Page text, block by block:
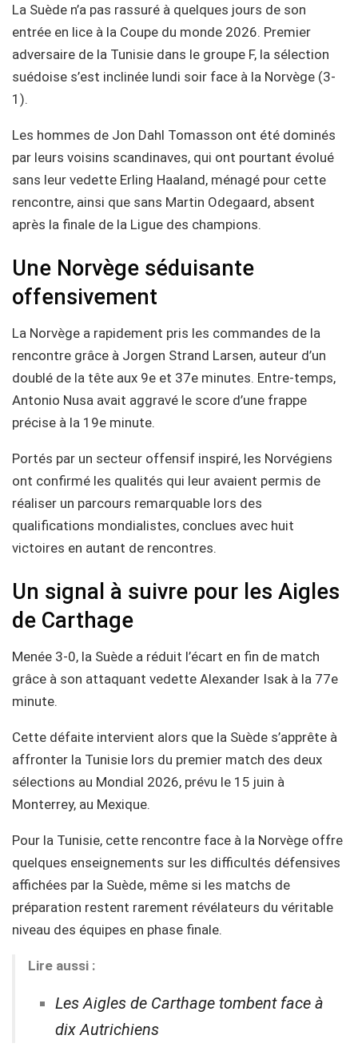
La Suède n’a pas rassuré à quelques jours de son
entrée en lice à la Coupe du monde 2026. Premier
adversaire de la Tunisie dans le groupe F, la sélection
suédoise s’est inclinée lundi soir face à la Norvège (3-
1).
Les hommes de Jon Dahl Tomasson ont été dominés
par leurs voisins scandinaves, qui ont pourtant évolué
sans leur vedette Erling Haaland, ménagé pour cette
rencontre, ainsi que sans Martin Odegaard, absent
après la finale de la Ligue des champions.
Une Norvège séduisante
offensivement
La Norvège a rapidement pris les commandes de la
rencontre grâce à Jorgen Strand Larsen, auteur d’un
doublé de la tête aux 9e et 37e minutes. Entre-temps,
Antonio Nusa avait aggravé le score d’une frappe
précise à la 19e minute.
Portés par un secteur offensif inspiré, les Norvégiens
ont confirmé les qualités qui leur avaient permis de
réaliser un parcours remarquable lors des
qualifications mondialistes, conclues avec huit
victoires en autant de rencontres.
Un signal à suivre pour les Aigles
de Carthage
Menée 3-0, la Suède a réduit l’écart en fin de match
grâce à son attaquant vedette Alexander Isak à la 77e
minute.
Cette défaite intervient alors que la Suède s’apprête à
affronter la Tunisie lors du premier match des deux
sélections au Mondial 2026, prévu le 15 juin à
Monterrey, au Mexique.
Pour la Tunisie, cette rencontre face à la Norvège offre
quelques enseignements sur les difficultés défensives
affichées par la Suède, même si les matchs de
préparation restent rarement révélateurs du véritable
niveau des équipes en phase finale.
Lire aussi :
Les Aigles de Carthage tombent face à
dix Autrichiens